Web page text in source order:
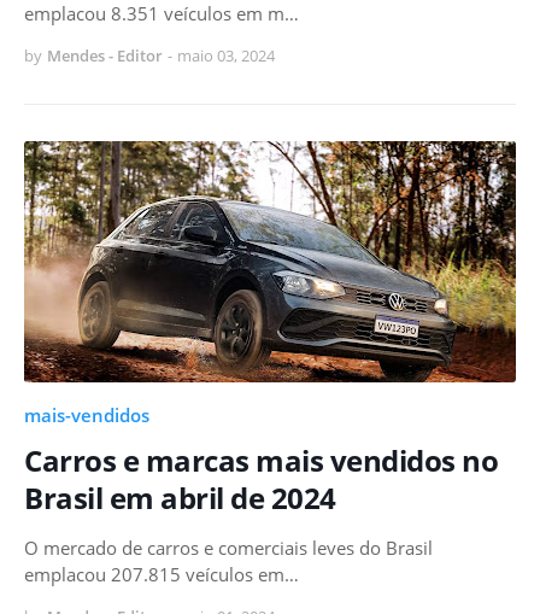
emplacou 8.351 veículos em m…
by Mendes - Editor - maio 03, 2024
mais-vendidos
Carros e marcas mais vendidos no
Brasil em abril de 2024
O mercado de carros e comerciais leves do Brasil
emplacou 207.815 veículos em…